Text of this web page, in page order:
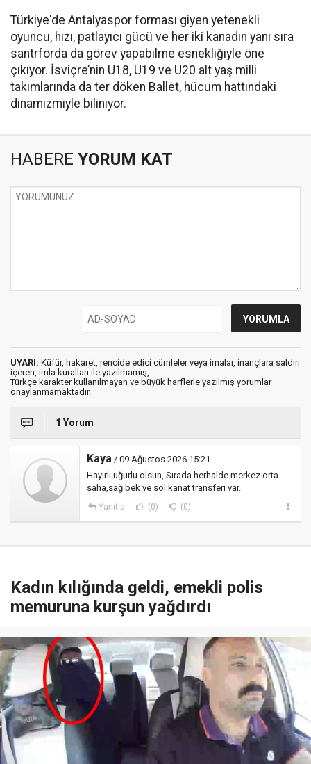
Türkiye'de Antalyaspor forması giyen yetenekli
oyuncu, hızı, patlayıcı gücü ve her iki kanadın yanı sıra
santrforda da görev yapabilme esnekliğiyle öne
çıkıyor. İsviçre’nin U18, U19 ve U20 alt yaş milli
takımlarında da ter döken Ballet, hücum hattındaki
dinamizmiyle biliniyor.
HABERE YORUM KAT
UYARI: Küfür, hakaret, rencide edici cümleler veya imalar, inançlara saldırı
içeren, imla kuralları ile yazılmamış,
Türkçe karakter kullanılmayan ve büyük harflerle yazılmış yorumlar
onaylanmamaktadır.
1 Yorum
Kaya / 09 Ağustos 2026 15:21
Hayırlı uğurlu olsun, Sırada herhalde merkez orta
saha,sağ bek ve sol kanat transferi var.
Yanıtla (0) (0)
Kadın kılığında geldi, emekli polis
memuruna kurşun yağdırdı